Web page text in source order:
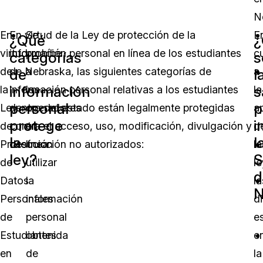
En
virtud
de
la
Ley
de
Protección
de
Datos
Personales
de
Estudiantes
en
Se
prohíbe
a
los
operadores
en
línea
utilizar
la
información
personal
obtenida
de
¿Qué
categorías
de
información
personal
protege
la
ley?
En virtud de la Ley de protección de la
información personal en línea de los estudiantes
de Nebraska, las siguientes categorías de
información personal relativas a los estudiantes
dentro del estado están legalmente protegidas
contra el acceso, uso, modificación, divulgación y
destrucción no autorizados:
a
la
la
la